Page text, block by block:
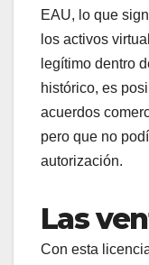
EAU, lo que
los activos
legítimo dentro
histórico, es
acuerdos
pero que no
autorización.
Las
Con esta